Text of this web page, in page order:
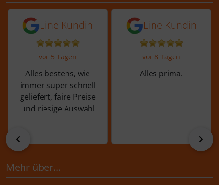
5 von 5 Sternen von einer Kundin vor
Eine Kundin
vor 5 Tagen
Alles bestens, wie
immer super schnell
geliefert, faire Preise
und riesige Auswahl
5 von 5 Sternen
Eine Kundin
vor 8 Tagen
Alles prima.
vor
Mehr über...